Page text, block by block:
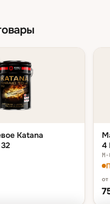
Katana
4
М-
от